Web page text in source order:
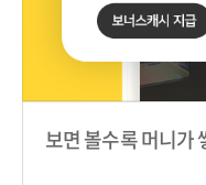
보면 볼수록 머니가